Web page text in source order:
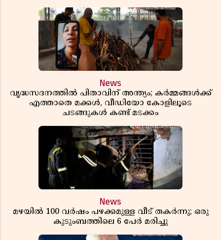
News
വൃദ്ധസദനത്തിൽ പിതാവിന് അന്ത്യം; കർമ്മങ്ങൾക്ക്
എത്താതെ മക്കൾ, വീഡിയോ കോളിലൂടെ
ചടങ്ങുകൾ കണ്ട് മടക്കം
News
മഴയിൽ 100 വർഷം പഴക്കമുള്ള വീട് തകർന്നു; ഒരു
കുടുംബത്തിലെ 6 പേർ മരിച്ചു